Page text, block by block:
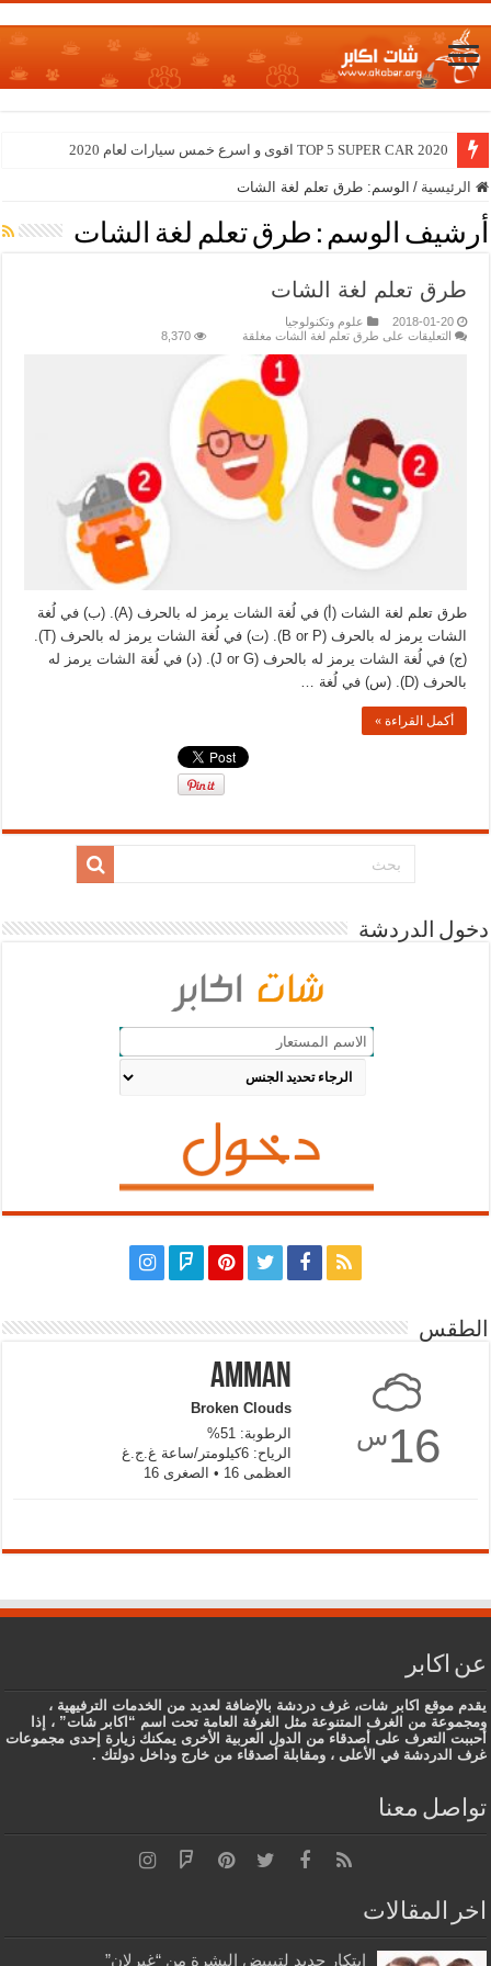
TOP 5 SUPER CAR 2020 اقوى و اسرع خمس سيارات لعام 2020
الرئيسية / الوسم: طرق تعلم لغة الشات
أرشيف الوسم : طرق تعلم لغة الشات
طرق تعلم لغة الشات
2018-01-20
علوم وتكنولوجيا
التعليقات على طرق تعلم لغة الشات مغلقة 8,370
طرق تعلم لغة الشات (أ) في لُغة الشات يرمز له بالحرف (A). (ب) في لُغة
الشات يرمز له بالحرف (B or P). (ت) في لُغة الشات يرمز له بالحرف (T).
(ج) في لُغة الشات يرمز له بالحرف (J or G). (د) في لُغة الشات يرمز له
بالحرف (D). (س) في لُغة …
أكمل القراءة »
دخول الدردشة
الطقس
16س
Amman
Broken Clouds
الرطوبة: 51%
الرياح: 6كيلومتر/ساعة غ.ج.غ
العظمى 16 • الصغرى 16
عن اكابر
يقدم موقع اكابر شات، غرف دردشة بالإضافة لعديد من الخدمات الترفيهية ،
ومجموعة من الغرف المتنوعة مثل الغرفة العامة تحت اسم “اكابر شات” ، إذا
أحببت التعرف على أصدقاء من الدول العربية الأخرى يمكنك زيارة إحدى مجموعات
غرف الدردشة في الأعلى ، ومقابلة أصدقاء من خارج وداخل دولتك .
تواصل معنا
اخر المقالات
ابتكار جديد لتبييض البشرة من “غيرلان”